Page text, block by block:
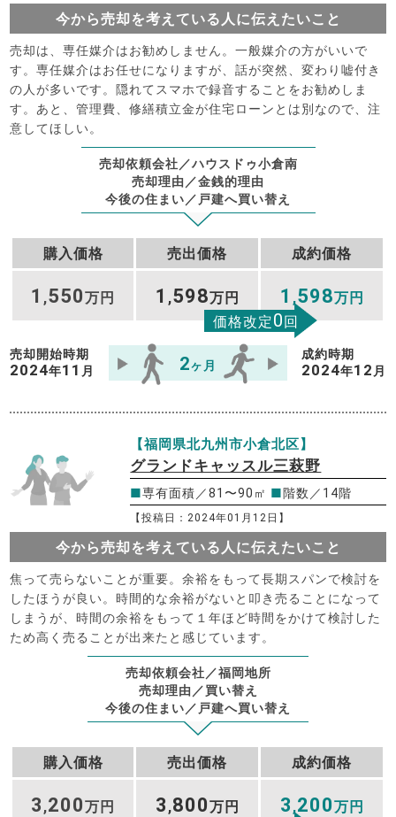
今から売却を考えている人に伝えたいこと
売却は、専任媒介はお勧めしません。一般媒介の方がいいで
す。専任媒介はお任せになりますが、話が突然、変わり嘘付き
の人が多いです。隠れてスマホで録音することをお勧めしま
す。あと、管理費、修繕積立金が住宅ローンとは別なので、注
意してほしい。
売却依頼会社／ハウスドゥ小倉南
売却理由／金銭的理由
今後の住まい／戸建へ買い替え
購入価格 売出価格 成約価格
1 ,550万円 1 ,598万円 1 ,598万円
価格改定0回
売却開始時期
2024年11 月 2ヶ月
成約時期
2024年12 月
【福岡県北九州市小倉北区】
グランドキャッスル三萩野
■専有面積／81〜90㎡ ■階数／14階
【投稿日：2024年01月12日】
今から売却を考えている人に伝えたいこと
焦って売らないことが重要。余裕をもって長期スパンで検討を
したほうが良い。時間的な余裕がないと叩き売ることになって
しまうが、時間の余裕をもって１年ほど時間をかけて検討した
ため高く売ることが出来たと感じています。
売却依頼会社／福岡地所
売却理由／買い替え
今後の住まい／戸建へ買い替え
購入価格 売出価格 成約価格
3 ,200万円 3 ,800万円 3 ,200万円